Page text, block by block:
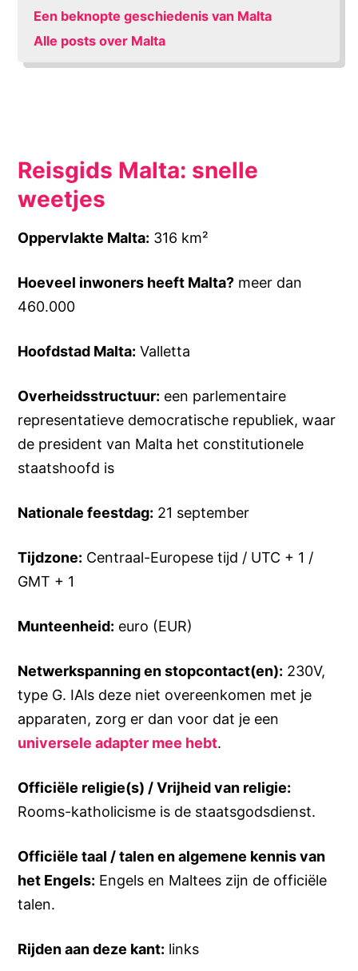
Een beknopte geschiedenis van Malta
Alle posts over Malta
Reisgids Malta: snelle
weetjes
Oppervlakte Malta: 316 km²
Hoeveel inwoners heeft Malta? meer dan
460.000
Hoofdstad Malta: Valletta
Overheidsstructuur: een parlementaire
representatieve democratische republiek, waar
de president van Malta het constitutionele
staatshoofd is
Nationale feestdag: 21 september
Tijdzone: Centraal-Europese tijd / UTC + 1 /
GMT + 1
Munteenheid: euro (EUR)
Netwerkspanning en stopcontact(en): 230V,
type G. IAls deze niet overeenkomen met je
apparaten, zorg er dan voor dat je een
universele adapter mee hebt.
Officiële religie(s) / Vrijheid van religie:
Rooms-katholicisme is de staatsgodsdienst.
Officiële taal / talen en algemene kennis van
het Engels: Engels en Maltees zijn de officiële
talen.
Rijden aan deze kant: links